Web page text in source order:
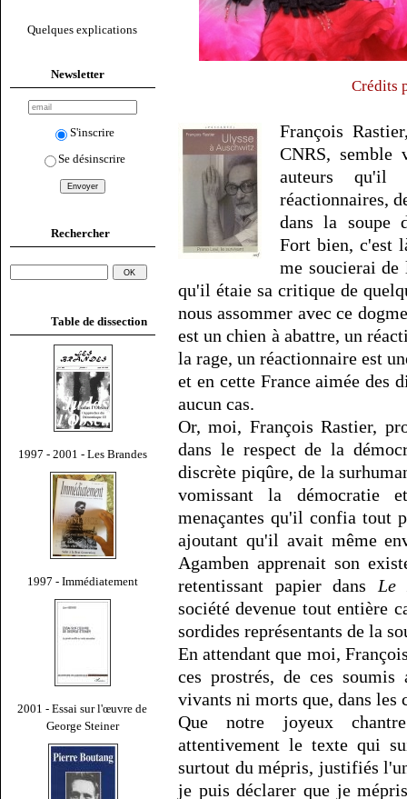
Quelques explications
Newsletter
S'inscrire
Se désinscrire
Rechercher
Table de dissection
1997 - 2001 - Les Brandes
1997 - Immédiatement
2001 - Essai sur l'œuvre de
George Steiner
Crédits
François
CNRS, semble
auteurs qu'il
réactionnaires,
dans la soupe
Fort bien, c'est
me soucierai
qu'il étaie sa critique de
nous assommer avec ce
est un chien à abattre, un
la rage, un réactionnaire est
et en cette France aimée des
aucun cas.
Or, moi, François Rastier,
dans le respect de la
discrète piqûre, de la
vomissant la démocratie
menaçantes qu'il confia tout
ajoutant qu'il avait même
Agamben apprenait son
retentissant papier dans Le
société devenue tout entière
sordides représentants de la
En attendant que moi,
ces prostrés, de ces soumis
vivants ni morts que, dans les
Que notre joyeux
attentivement le texte qui
surtout du mépris, justifiés
je puis déclarer que je